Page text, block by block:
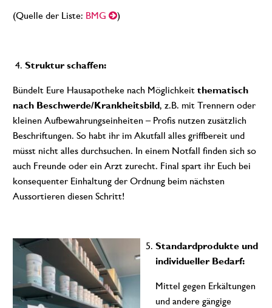
(Quelle der Liste: BMG )
Struktur schaffen:
Bündelt Eure Hausapotheke nach Möglichkeit thematisch
nach Beschwerde/Krankheitsbild, z.B. mit Trennern oder
kleinen Aufbewahrungseinheiten – Profis nutzen zusätzlich
Beschriftungen. So habt ihr im Akutfall alles griffbereit und
müsst nicht alles durchsuchen. In einem Notfall finden sich so
auch Freunde oder ein Arzt zurecht. Final spart ihr Euch bei
konsequenter Einhaltung der Ordnung beim nächsten
Aussortieren diesen Schritt!
Standardprodukte und
individueller Bedarf:
Mittel gegen Erkältungen
und andere gängige